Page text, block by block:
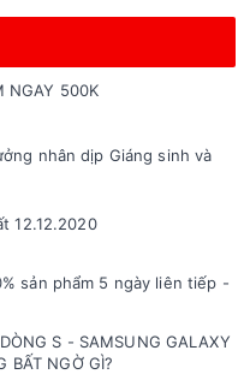
NGAY 500K
nhân dịp Giáng sinh và
12.12.2020
sản phẩm 5 ngày liên tiếp -
S - SAMSUNG GALAXY
BẤT NGỜ GÌ?